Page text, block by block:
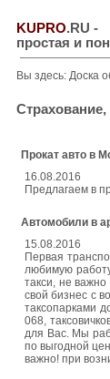
KUPRO.RU -
простая и
Вы здесь: Доска
Страхование,
Прокат авто в
16.08.2016
Предлагаем в
Автомобили в
15.08.2016
Первая
любимую
такси, не
свой бизнес с
таксопарками
068,
для Вас. Мы
по выгодной
важно! при